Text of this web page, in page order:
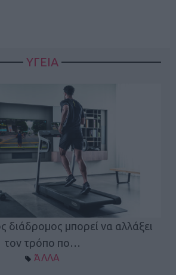
ΥΓΕΙΑ
διάδρομος μπορεί να αλλάξει
τον τρόπο πο…
ΆΛΛΑ